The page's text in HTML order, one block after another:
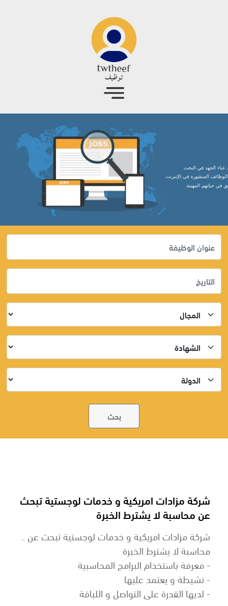
شركة مزادات امريكية و خدمات لوجستية تبحث
عن محاسبة لا يشترط الخبرة
شركة مزادات امريكية و خدمات لوجستية تبحث عن ..
محاسبة لا يشترط الخبرة
- معرفة باستخدام البرامج المحاسبية
- نشيطة و يعتمد عليها
- لديها القدرة على التواصل و اللباقة